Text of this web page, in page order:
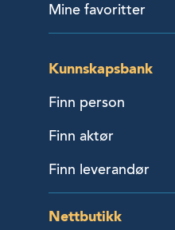
Mine favoritter
Kunnskapsbank
Finn person
Finn aktør
Finn leverandør
Nettbutikk